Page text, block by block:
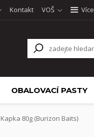
Kontakt VOŠ Více
OBALOVACÍ PASTY
Kapka 80g (Burizon Baits)